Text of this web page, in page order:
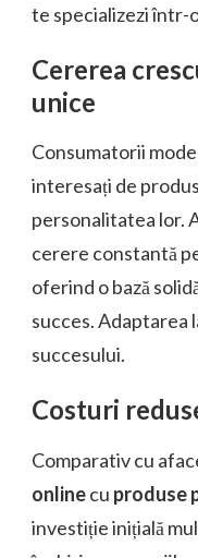
te specializezi într-
Cererea
unice
Consumatorii
interesați de
personalitatea lor.
cerere constantă
oferind o bază
succes. Adaptarea
succesului.
Costuri
Comparativ cu
onlinecu produse
investiție inițială